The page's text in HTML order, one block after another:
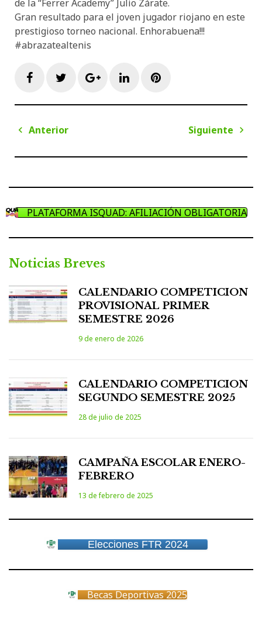
de la “Ferrer Academy” Julio Zárate.
Gran resultado para el joven jugador riojano en este
prestigioso torneo nacional. Enhorabuena!!!
#abrazatealtenis
FacebookTwitterGoogle+LinkedInPinterest
Navegación
entradas
Anterior
Siguiente
PLATAFORMA ISQUAD: AFILIACIÓN OBLIGATORIA
Noticias Breves
CALENDARIO COMPETICION
PROVISIONAL PRIMER
SEMESTRE 2026
9 de enero de 2026
CALENDARIO COMPETICION
SEGUNDO SEMESTRE 2025
28 de julio de 2025
CAMPAÑA ESCOLAR ENERO-
FEBRERO
13 de febrero de 2025
Elecciones FTR 2024
Becas Deportivas 2025